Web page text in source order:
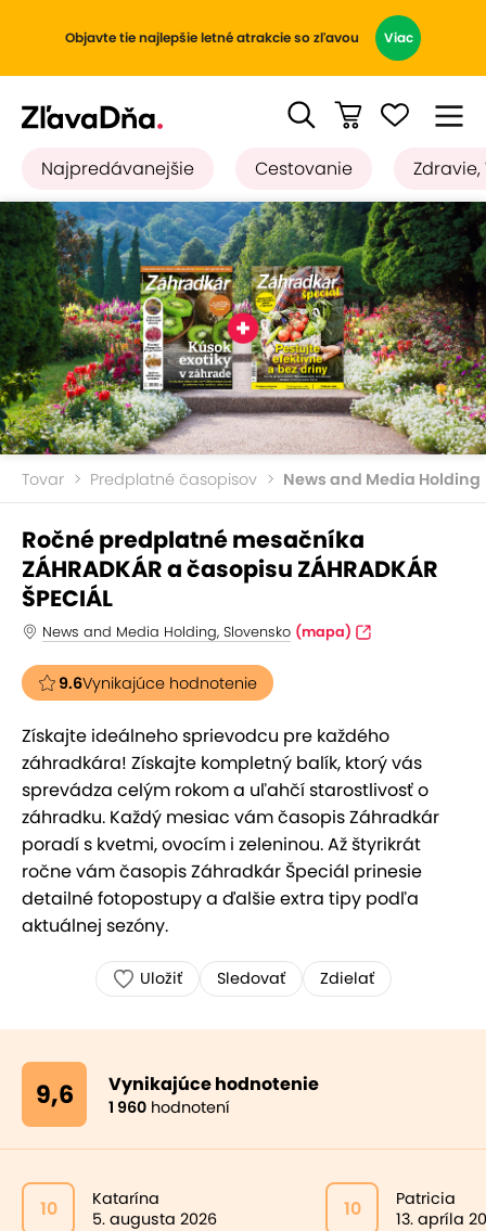
Objavte tie najlepšie letné atrakcie so zľavou Viac
Najpredávanejšie Cestovanie Zdravie,
Tovar Predplatné časopisov News and Media Holding
Ročné predplatné mesačníka
ZÁHRADKÁR a časopisu ZÁHRADKÁR
ŠPECIÁL
News and Media Holding, Slovensko (mapa)
9.6Vynikajúce hodnotenie
Získajte ideálneho sprievodcu pre každého
záhradkára! Získajte kompletný balík, ktorý vás
sprevádza celým rokom a uľahčí starostlivosť o
záhradku. Každý mesiac vám časopis Záhradkár
poradí s kvetmi, ovocím i zeleninou. Až štyrikrát
ročne vám časopis Záhradkár Špeciál prinesie
detailné fotopostupy a ďalšie extra tipy podľa
aktuálnej sezóny.
Uložiť Sledovať Zdielať
9,6 Vynikajúce hodnotenie
1 960 hodnotení
10
Katarína
5. augusta 2026
10
Patricia
13. apríla